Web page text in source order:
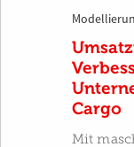
Cargo
Mit